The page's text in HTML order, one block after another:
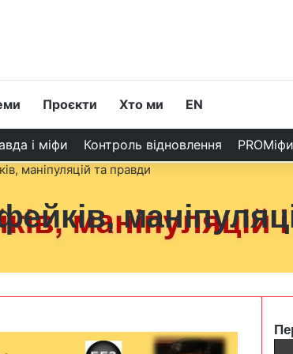
Проєкти Хто ми EN
і міфи Контроль відновлення PROМіфи
маніпуляцій та правди